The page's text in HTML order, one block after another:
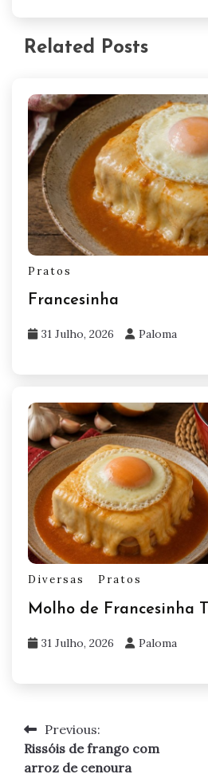
Related Posts
Pratos
Francesinha
31 Julho, 2026 Paloma
Diversas Pratos
Molho de Francesinha
31 Julho, 2026 Paloma
Navegação
de
Previous:
Rissóis de frango com
arroz de cenoura